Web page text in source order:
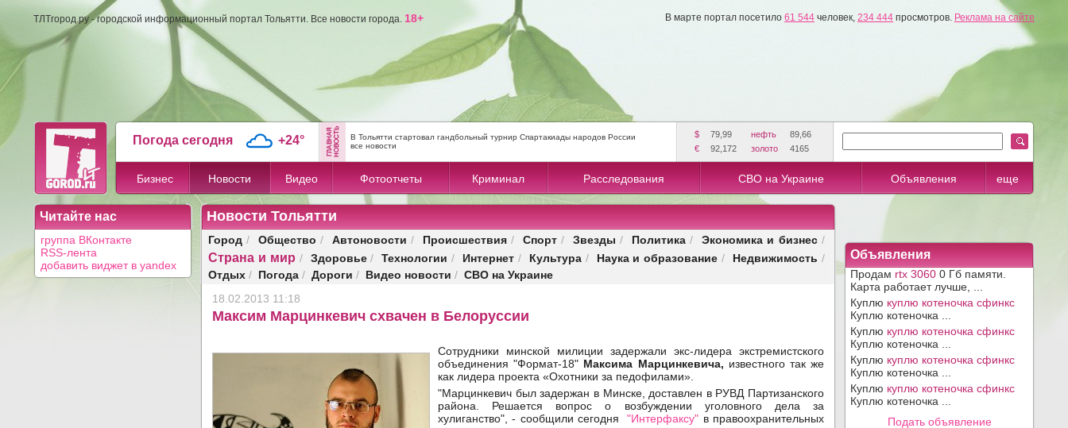
ТЛТгород.ру - городской информационный портал Тольятти. Все новости города. 18+ В марте портал посетило 61 544 человек, 234 444 просмотров. Реклама на сайте
Погода сегодня +24°
В Тольятти стартовал гандбольный турнир Спартакиады народов России
все новости
$ 79,99 нефть
89,66
€
92,172 золото 4165
Бизнес Новости Видео Фотоотчеты Криминал Расследования СВО на Украине Объявления еще
Читайте нас
группа ВКонтакте
RSS-лента
добавить виджет в yandex
Новости Тольятти
Город / Общество / Автоновости / Происшествия / Спорт / Звезды / Политика / Экономика и бизнес/
Страна и мир / Здоровье/ Технологии / Интернет / Культура/ Наука и образование / Недвижимость /
Отдых / Погода / Дороги / Видео новости / СВО на Украине
18.02.2013 11:18
Максим Марцинкевич схвачен в Белоруссии
Сотрудники минской милиции задержали экс-лидера экстремистского
объединения "Формат-18" Максима Марцинкевича, известного так же
как лидера проекта «Охотники за педофилами».
"Марцинкевич был задержан в Минске, доставлен в РУВД Партизанского
района. Решается вопрос о возбуждении уголовного дела за
хулиганство", - сообщили сегодня"Интерфаксу" в правоохранительных
Объявления
Продам rtx 3060 0 Гб памяти.
Карта работает лучше, ...
Куплю куплю котеночка сфинкс
Куплю котеночка ...
Куплю куплю котеночка сфинкс
Куплю котеночка ...
Куплю куплю котеночка сфинкс
Куплю котеночка ...
Куплю куплю котеночка сфинкс
Куплю котеночка ...
Подать объявление